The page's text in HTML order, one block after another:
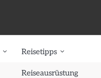
Reisetipps
Reiseausrüstung